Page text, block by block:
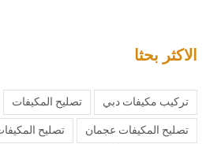
الاكثر بحثا
تركيب مكيفات دبي تصليح المكيفات
تصليح المكيفات عجمان تصليح